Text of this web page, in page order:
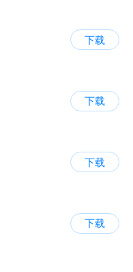
下载
下载
下载
下载